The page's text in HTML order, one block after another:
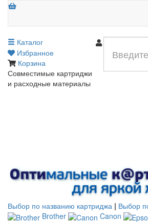
Каталог
Избранное
Корзина
Совместимые картриджи
и расходные материалы
Выбор по названию картриджа | Выбор
Brother
Canon